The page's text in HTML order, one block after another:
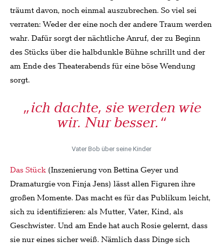
träumt davon, noch einmal auszubrechen. So viel sei
verraten: Weder der eine noch der andere Traum werden
wahr. Dafür sorgt der nächtliche Anruf, der zu Beginn
des Stücks über die halbdunkle Bühne schrillt und der
am Ende des Theaterabends für eine böse Wendung
sorgt.
„ich dachte, sie werden wie
wir. Nur besser.“
Vater Bob über seine Kinder
Das Stück(Inszenierung von Bettina Geyer und
Dramaturgie von Finja Jens) lässt allen Figuren ihre
großen Momente. Das macht es für das Publikum leicht,
sich zu identifizieren: als Mutter, Vater, Kind, als
Geschwister. Und am Ende hat auch Rosie gelernt, dass
sie nur eines sicher weiß. Nämlich dass Dinge sich